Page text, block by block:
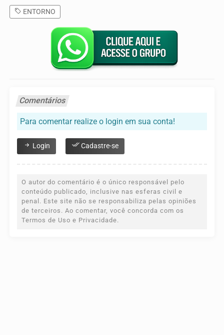
ENTORNO
Comentários
Para comentar realize o login em sua conta!
Login Cadastre-se
O autor do comentário é o único responsável pelo
conteúdo publicado, inclusive nas esferas civil e
penal. Este site não se responsabiliza pelas opiniões
de terceiros. Ao comentar, você concorda com os
Termos de Uso e Privacidade.